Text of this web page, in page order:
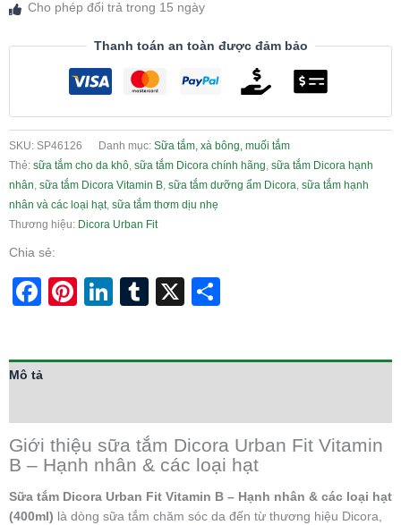
Cho phép đổi trả trong 15 ngày
Thanh toán an toàn được đảm bảo
SKU: SP46126 Danh mục: Sữa tắm, xà bông, muối tắm
Thẻ: sữa tắm cho da khô, sữa tắm Dicora chính hãng, sữa tắm Dicora hạnh
nhân, sữa tắm Dicora Vitamin B, sữa tắm dưỡng ẩm Dicora, sữa tắm hạnh
nhân và các loại hạt, sữa tắm thơm dịu nhẹ
Thương hiệu: Dicora Urban Fit
Chia sẻ:
Facebook
Pinterest
LinkedIn
Tumblr
X
Mô tả
Giới thiệu sữa tắm Dicora Urban Fit Vitamin
B – Hạnh nhân & các loại hạt
Sữa tắm Dicora Urban Fit Vitamin B – Hạnh nhân & các loại hạt
(400ml) là dòng sữa tắm chăm sóc da đến từ thương hiệu Dicora,